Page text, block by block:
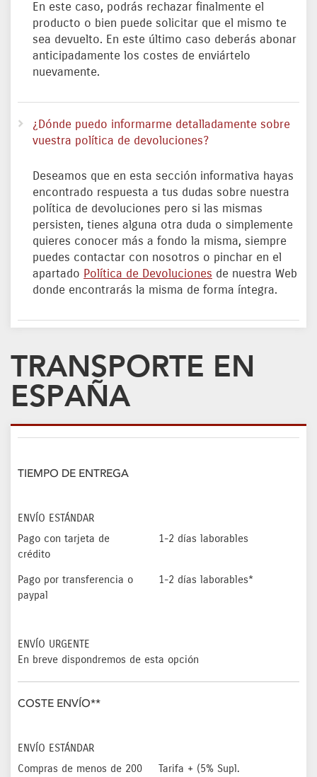
En este caso, podrás rechazar finalmente el
producto o bien puede solicitar que el mismo te
sea devuelto. En este último caso deberás abonar
anticipadamente los costes de enviártelo
nuevamente.
¿Dónde puedo informarme detalladamente sobre
vuestra política de devoluciones?
Deseamos que en esta sección informativa hayas
encontrado respuesta a tus dudas sobre nuestra
política de devoluciones pero si las mismas
persisten, tienes alguna otra duda o simplemente
quieres conocer más a fondo la misma, siempre
puedes contactar con nosotros o pinchar en el
apartado Política de Devoluciones de nuestra Web
donde encontrarás la misma de forma íntegra.
TRANSPORTE EN
ESPAÑA
TIEMPO DE ENTREGA
ENVÍO ESTÁNDAR
Pago con tarjeta de
crédito
1-2 días laborables
Pago por transferencia o
paypal
1-2 días laborables*
ENVÍO URGENTE
En breve dispondremos de esta opción
COSTE ENVÍO**
ENVÍO ESTÁNDAR
Compras de menos de 200
Tarifa + (5% Supl.